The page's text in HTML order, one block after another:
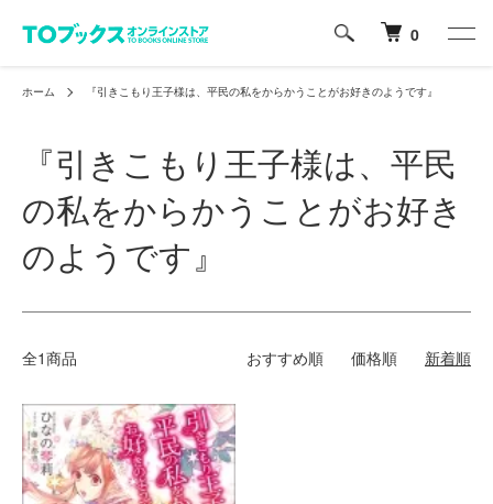
0
ホーム 『引きこもり王子様は、平民の私をからかうことがお好きのようです』
『引きこもり王子様は、平民
の私をからかうことがお好き
のようです』
全1商品 おすすめ順 価格順 新着順